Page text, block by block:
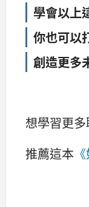
學會以上
你也可以
創造更多
想學習更多
推薦這本